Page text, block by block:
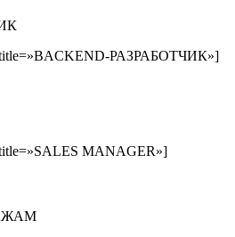
title=»BACKEND-РАЗРАБОТЧИК»]
MANAGER»]